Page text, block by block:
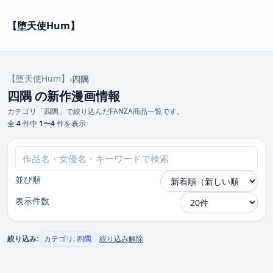
【堕天使Hum】
【堕天使Hum】 ›四隅
四隅 の新作漫画情報
カテゴリ「四隅」で絞り込んだFANZA商品一覧です。
全 4件中 1〜4件を表示
並び順
表示件数
絞り込み: カテゴリ: 四隅 絞り込み解除